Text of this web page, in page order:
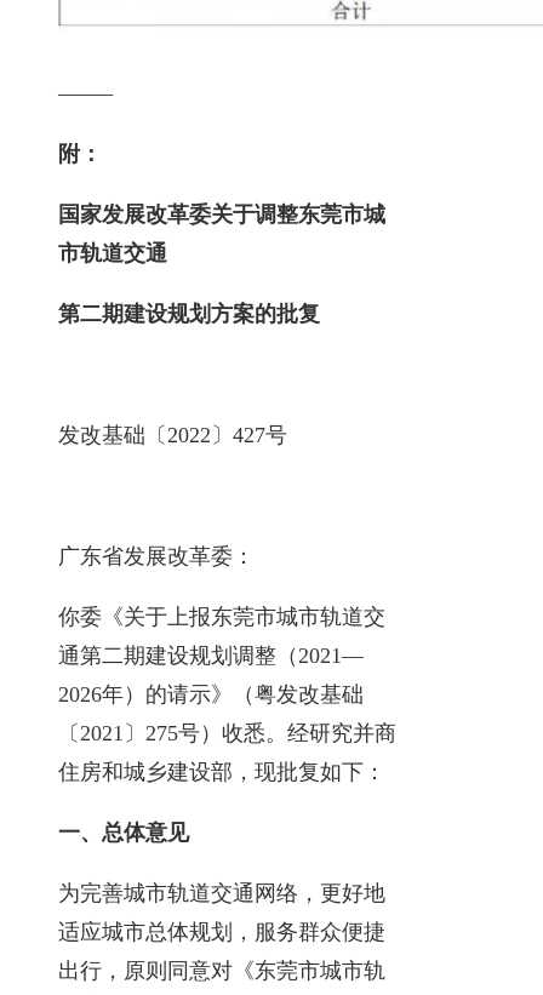
——–
附：
国家发展改革委关于调整东莞市城
市轨道交通
第二期建设规划方案的批复
发改基础〔2022〕427号
广东省发展改革委：
你委《关于上报东莞市城市轨道交
通第二期建设规划调整（2021—
2026年）的请示》（粤发改基础
〔2021〕275号）收悉。经研究并商
住房和城乡建设部，现批复如下：
一、总体意见
为完善城市轨道交通网络，更好地
适应城市总体规划，服务群众便捷
出行，原则同意对《东莞市城市轨